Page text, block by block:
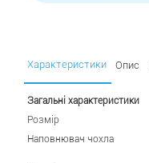
Характеристики Опис
Загальні характеристики
Розмір
Наповнювач чохла